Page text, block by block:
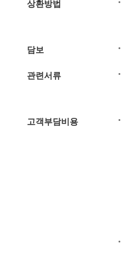
상환방법
담보
관련서류
고객부담비용